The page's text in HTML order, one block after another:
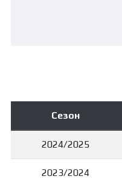
Сезон
2024/2025
2023/2024